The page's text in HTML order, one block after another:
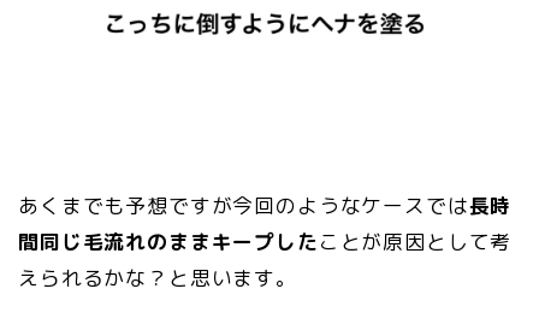
あくまでも予想ですが今回のようなケースでは長時
間同じ毛流れのままキープしたことが原因として考
えられるかな？と思います。